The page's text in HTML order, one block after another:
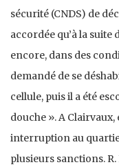
sécurité (CNDS) de
accordée qu’à la
encore, dans des
demandé de se
cellule, puis il a été
douche ». A
interruption au
plusieurs sanctions.